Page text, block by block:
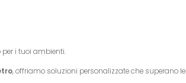
i tuoi ambienti.
, offriamo soluzioni personalizzate che superano le